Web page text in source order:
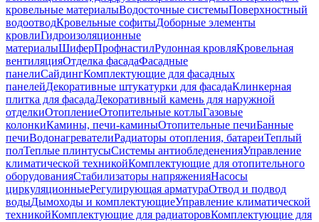
кровельные материалыВодосточные системыПоверхностный
водоотводКровельные софитыДоборные элементы
кровлиГидроизоляционные
материалыШиферПрофнастилРулонная кровляКровельная
вентиляцияОтделка фасадаФасадные
панелиСайдингКомплектующие для фасадных
панелейДекоративные штукатурки для фасадаКлинкерная
плитка для фасадаДекоративный камень для наружной
отделкиОтоплениеОтопительные котлыГазовые
колонкиКамины, печи-каминыОтопительные печиБанные
печиВодонагревателиРадиаторы отопления, батареиТеплый
полТеплые плинтусыСистемы антиобледененияУправление
климатической техникойКомплектующие для отопительного
оборудованияСтабилизаторы напряженияНасосы
циркуляционныеРегулирующая арматураОтвод и подвод
водыДымоходы и комплектующиеУправление климатической
техникойКомплектующие для радиаторовКомплектующие для